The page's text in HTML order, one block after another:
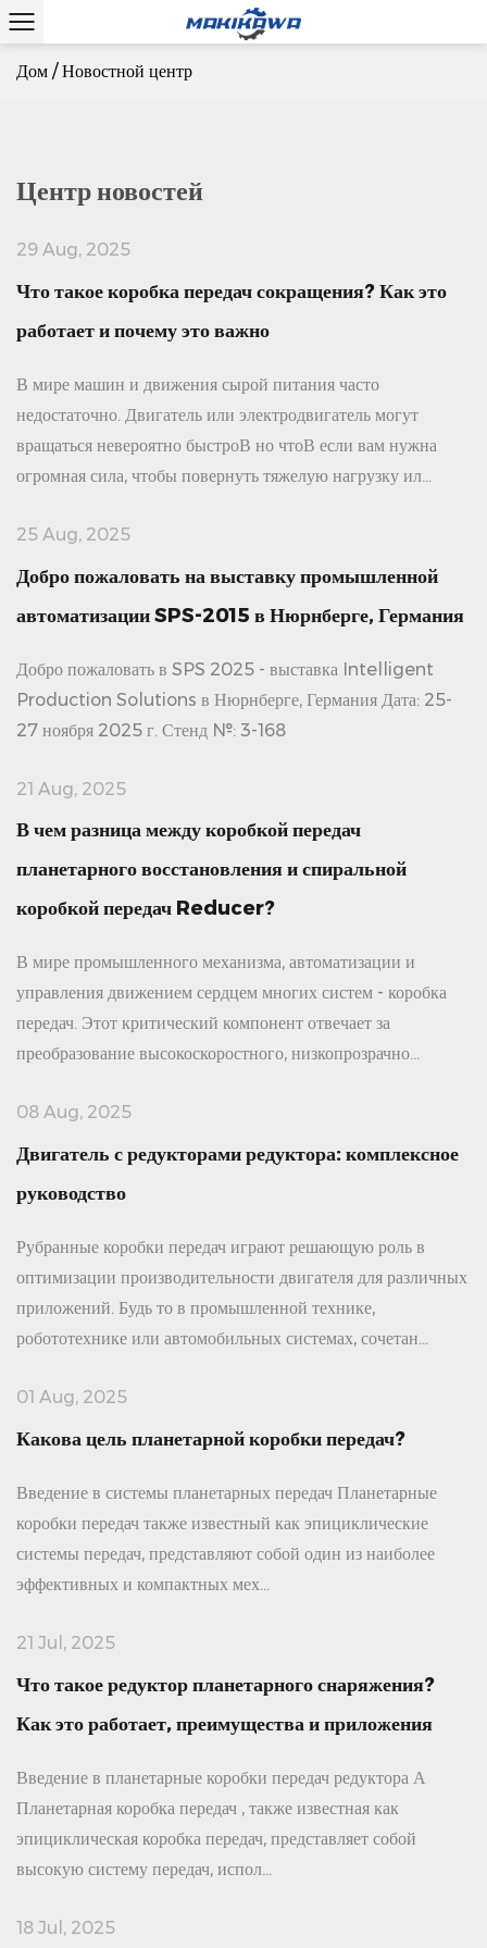
Дом /Новостной центр
Центр новостей
29 Aug, 2025
Что такое коробка передач сокращения? Как это
работает и почему это важно
В мире машин и движения сырой питания часто
недостаточно. Двигатель или электродвигатель могут
вращаться невероятно быстроВ но чтоВ если вам нужна
огромная сила, чтобы повернуть тяжелую нагрузку ил...
25 Aug, 2025
Добро пожаловать на выставку промышленной
автоматизации SPS-2015 в Нюрнберге, Германия
Добро пожаловать в SPS 2025 - выставка Intelligent
Production Solutions в Нюрнберге, Германия Дата: 25-
27 ноября 2025 г. Стенд №: 3-168
21 Aug, 2025
В чем разница между коробкой передач
планетарного восстановления и спиральной
коробкой передач Reducer?
В мире промышленного механизма, автоматизации и
управления движением сердцем многих систем - коробка
передач. Этот критический компонент отвечает за
преобразование высокоскоростного, низкопрозрачно...
08 Aug, 2025
Двигатель с редукторами редуктора: комплексное
руководство
Рубранные коробки передач играют решающую роль в
оптимизации производительности двигателя для различных
приложений. Будь то в промышленной технике,
робототехнике или автомобильных системах, сочетан...
01 Aug, 2025
Какова цель планетарной коробки передач?
Введение в системы планетарных передач Планетарные
коробки передач также известный как эпициклические
системы передач, представляют собой один из наиболее
эффективных и компактных мех...
21 Jul, 2025
Что такое редуктор планетарного снаряжения?
Как это работает, преимущества и приложения
Введение в планетарные коробки передач редуктора А
Планетарная коробка передач , также известная как
эпициклическая коробка передач, представляет собой
высокую систему передач, испол...
18 Jul, 2025